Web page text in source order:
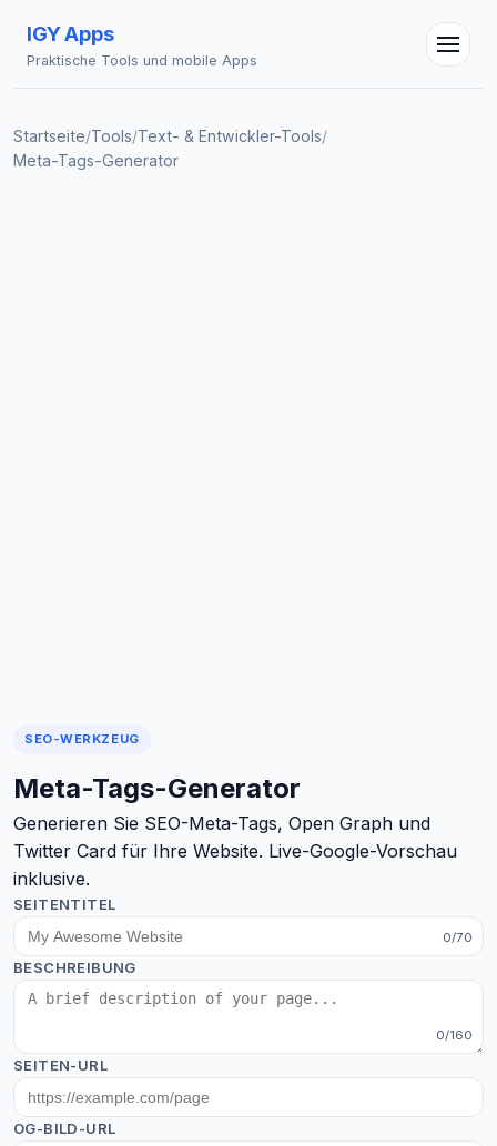
IGY Apps
Praktische Tools und mobile Apps
Startseite/Tools/Text- & Entwickler-Tools/
Meta-Tags-Generator
SEO-WERKZEUG
Meta-Tags-Generator
Generieren Sie SEO-Meta-Tags, Open Graph und
Twitter Card für Ihre Website. Live-Google-Vorschau
inklusive.
SEITENTITEL
0/70
BESCHREIBUNG
0/160
SEITEN-URL
OG-BILD-URL